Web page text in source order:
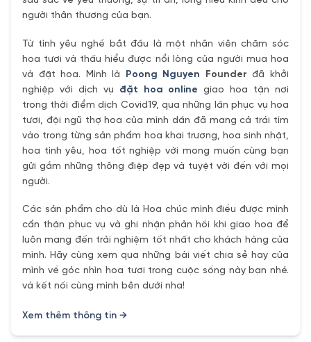
người thân thương của bạn.
Từ tình yêu nghề bắt đầu là một nhân viên chăm sóc
hoa tươi và thấu hiểu được nổi lòng của người mua hoa
và đặt hoa. Mình là
Poong Nguyen Founder đã khởi
nghiệp với dịch vụ đặt hoa online giao hoa tận nơi
trong thời điểm dịch Covid19, qua những lần phục vụ hoa
tươi, đội ngũ thợ hoa của mình dần đã mang cả trái tím
vào trong từng sản phẩm hoa khai trương, hoa sinh nhật,
hoa tình yêu, hoa tốt nghiệp với mong muốn cùng bạn
gửi gắm những thông điệp đẹp và tuyệt vời đến với mọi
người.
Các sản phẩm cho dù là Hoa chúc mình điều được mình
cẩn thận phục vụ và ghi nhận phản hồi khi giao hoa để
luôn mang đến trải nghiệm tốt nhất cho khách hàng của
mình. Hãy cùng xem qua những bài viết chia sẻ hay của
mình về góc nhìn hoa tươi trong cuộc sống này bạn nhé.
và kết nối cùng mình bên dưới nha!
Xem thêm thông tin →